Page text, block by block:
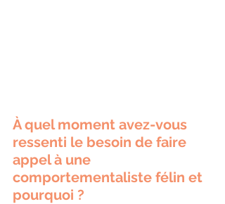
À quel moment avez-vous
ressenti le besoin de faire
appel à une
comportementaliste félin et
pourquoi ?